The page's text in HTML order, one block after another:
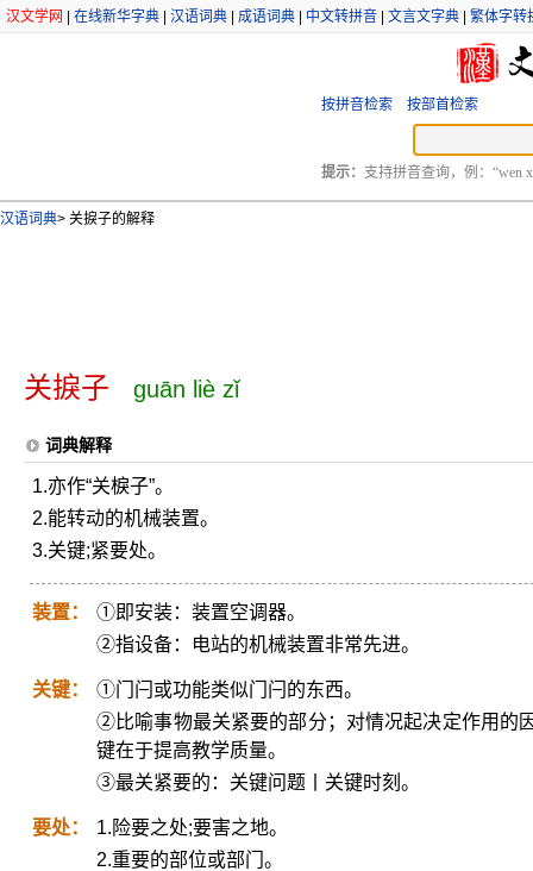
汉文学网 在线新华字典 汉语词典 成语词典 中文转拼音 文言文字典 繁体字转
按拼音检索 按部首检索
提示： 支持拼音查询，例：“wen
汉语词典> 关捩子的解释
关捩子 guān liè zǐ
词典解释
1.亦作“关棙子”。
2.能转动的机械装置。
3.关键;紧要处。
装置：
①即安装：装置空调器。
②指设备：电站的机械装置非常先进。
关键：
①门闩或功能类似门闩的东西。
②比喻事物最关紧要的部分；对情况起决定作用的
键在于提高教学质量。
③最关紧要的：关键问题丨关键时刻。
要处：
1.险要之处;要害之地。
2.重要的部位或部门。